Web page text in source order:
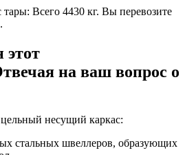
Всего 4430 кг. Вы перевозите
этот
на ваш вопрос о
несущий каркас:
стальных швеллеров, образующих